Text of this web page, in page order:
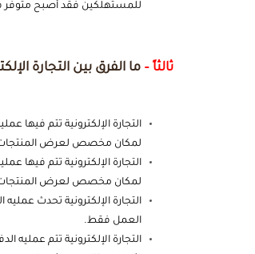
للمستهلكين فقد أصبح متوفر في
ثالثاً – ما الفرق بين التجارة
التجارة الإلكترونية تتم فيها
لمكان مخصص لعرض المنتجات
التجارة الإلكترونية تتم فيها
لمكان مخصص لعرض المنتجات
التجارة الإلكترونية تحدث
العمل فقط.
التجارة الإلكترونية تتم عمليه